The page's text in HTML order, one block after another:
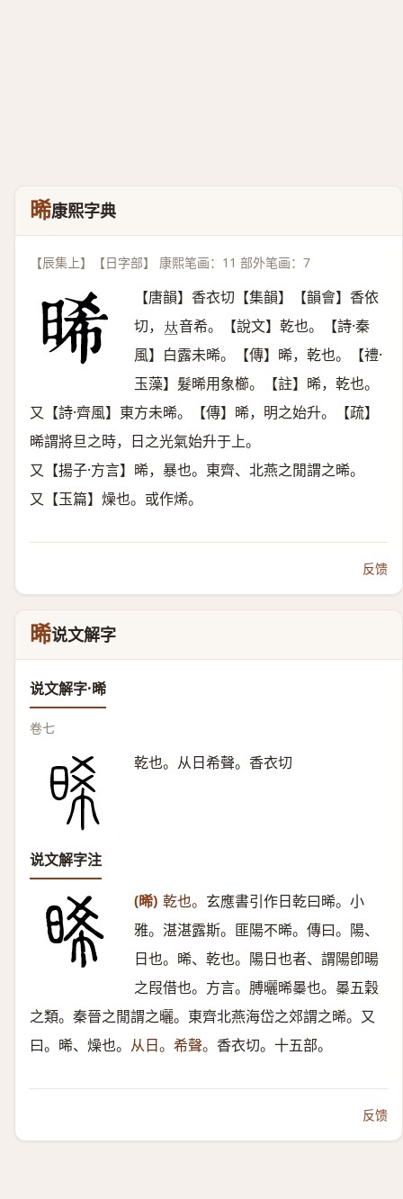
晞康熙字典
【辰集上】【日字部】 康熙笔画：11 部外笔画：7
【唐韻】香衣切【集韻】【韻會】香依
切， 𠀤音希。【說文】乾也。【詩·秦
風】白露未晞。【傳】晞，乾也。【禮·
玉藻】髮晞用象櫛。【註】晞，乾也。
又【詩·齊風】東方未晞。【傳】晞，明之始升。【疏】
晞謂將旦之時，日之光氣始升于上。
又【揚子·方言】晞，暴也。東齊、北燕之閒謂之晞。
又【玉篇】燥也。或作烯。
反馈
晞说文解字
说文解字·晞
卷七
乾也。从日希聲。香衣切
说文解字注
(晞) 乾也。 玄應書引作日乾曰晞。小
雅。湛湛露斯。匪陽不晞。傳曰。陽、
日也。晞、乾也。陽日也者、謂陽卽暘
之叚借也。方言。膊曬晞㬥也。㬥五穀
之類。秦晉之閒謂之曬。東齊北燕海岱之郊謂之晞。又
曰。晞、燥也。 从日。希聲。 香衣切。十五部。
反馈